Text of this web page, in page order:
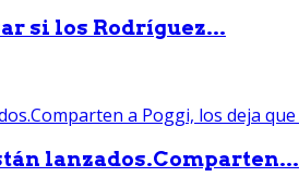
si los Rodríguez...
lanzados.Comparten...